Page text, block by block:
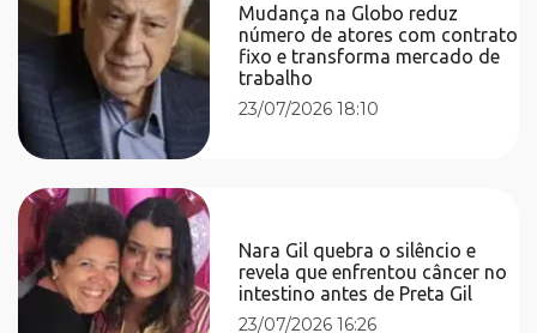
Mudança na Globo reduz
número de atores com contrato
fixo e transforma mercado de
trabalho
23/07/2026 18:10
Nara Gil quebra o silêncio e
revela que enfrentou câncer no
intestino antes de Preta Gil
23/07/2026 16:26